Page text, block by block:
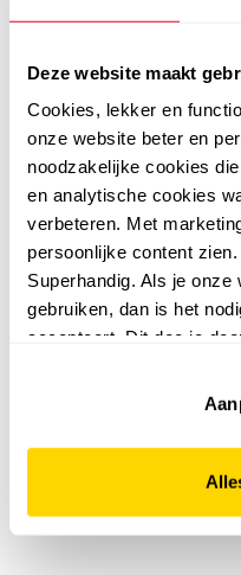
Deze website maakt
Cookies, lekker en
onze website beter en
noodzakelijke cookies
en analytische cookies
verbeteren. Met
persoonlijke content
Superhandig. Als je
gebruiken, dan is het
accepteert. Dit doe je
website niet optimaal